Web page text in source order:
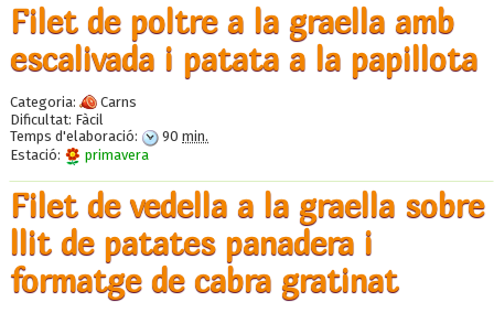
Filet de poltre a la graella amb
escalivada i patata a la papillota
Categoria:
Carns
Dificultat: Fàcil
Temps d'elaboració:
90 min.
Estació:
primavera
Filet de vedella a la graella sobre
llit de patates panadera i
formatge de cabra gratinat